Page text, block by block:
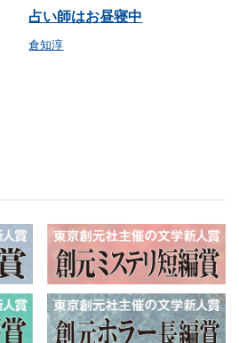
占い師はお昼寝中
倉知淳